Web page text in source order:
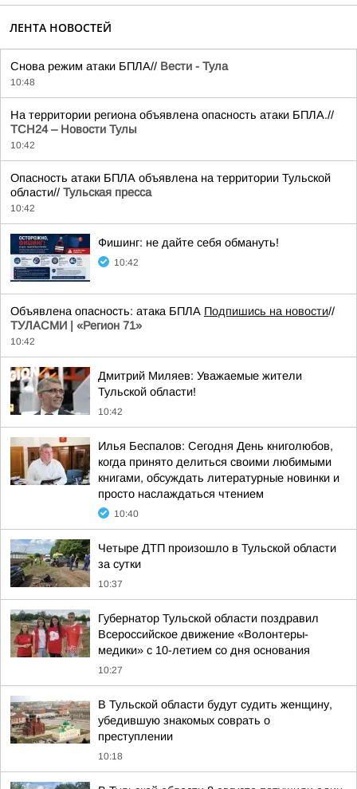
ЛЕНТА НОВОСТЕЙ
Снова режим атаки БПЛА// Вести - Тула
10:48
На территории региона объявлена опасность атаки БПЛА.//
ТСН24 – Новости Тулы
10:42
Опасность атаки БПЛА объявлена на территории Тульской
области// Тульская пресса
10:42
Фишинг: не дайте себя обмануть!
10:42
Объявлена опасность: атака БПЛА Подпишись на новости//
ТУЛАСМИ | «Регион 71»
10:42
Дмитрий Миляев: Уважаемые жители
Тульской области!
10:42
Илья Беспалов: Сегодня День книголюбов,
когда принято делиться своими любимыми
книгами, обсуждать литературные новинки и
просто наслаждаться чтением
10:40
Четыре ДТП произошло в Тульской области
за сутки
10:37
Губернатор Тульской области поздравил
Всероссийское движение «Волонтеры-
медики» с 10-летием со дня основания
10:27
В Тульской области будут судить женщину,
убедившую знакомых соврать о
преступлении
10:18